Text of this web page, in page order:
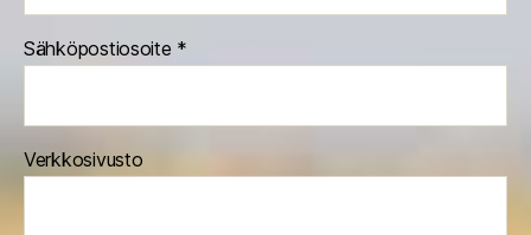
Sähköpostiosoite *
Verkkosivusto